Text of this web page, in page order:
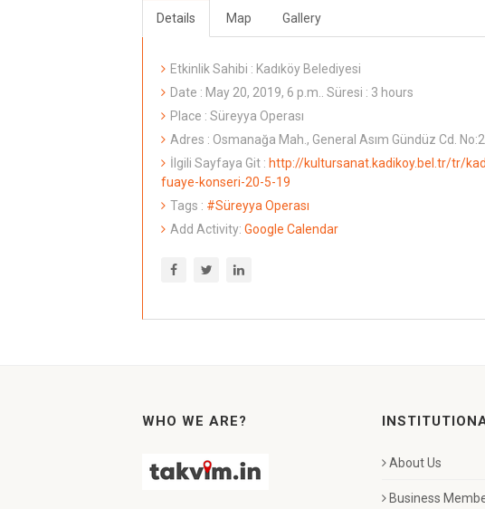
Details Map Gallery
Etkinlik Sahibi : Kadıköy Belediyesi
Date : May 20, 2019, 6 p.m.. Süresi : 3 hours
Place : Süreyya Operası
Adres : Osmanağa Mah., General Asım Gündüz Cd.
İlgili Sayfaya Git : http://kultursanat.kadikoy.bel.tr/tr/
fuaye-konseri-20-5-19
Tags : #Süreyya Operası
Add Activity: Google Calendar
WHO WE ARE?
About Us
Business